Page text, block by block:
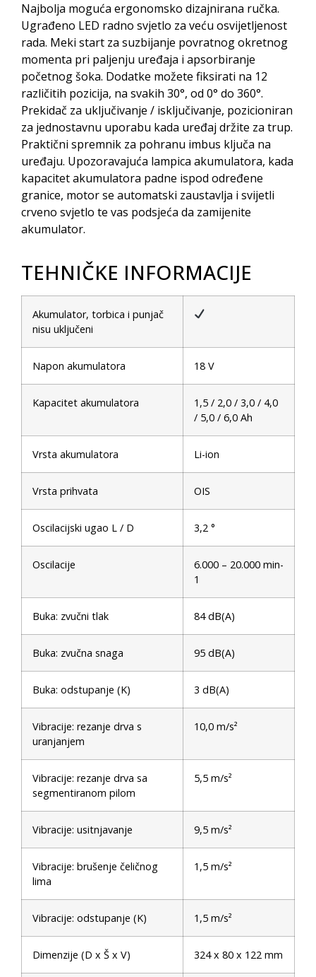
Najbolja moguća ergonomsko dizajnirana ručka.
Ugrađeno LED radno svjetlo za veću osvijetljenost
rada. Meki start za suzbijanje povratnog okretnog
momenta pri paljenju uređaja i apsorbiranje
početnog šoka. Dodatke možete fiksirati na 12
različitih pozicija, na svakih 30°, od 0° do 360°.
Prekidač za uključivanje / isključivanje, pozicioniran
za jednostavnu uporabu kada uređaj držite za trup.
Praktični spremnik za pohranu imbus ključa na
uređaju. Upozoravajuća lampica akumulatora, kada
kapacitet akumulatora padne ispod određene
granice, motor se automatski zaustavlja i svijetli
crveno svjetlo te vas podsjeća da zamijenite
akumulator.
TEHNIČKE INFORMACIJE
Akumulator, torbica i punjač
nisu uključeni
Napon akumulatora 18 V
Kapacitet akumulatora
1,5 / 2,0 / 3,0 / 4,0
/ 5,0 / 6,0 Ah
Vrsta akumulatora Li-ion
Vrsta prihvata OIS
Oscilacijski ugao L / D 3,2 °
Oscilacije
6.000 – 20.000 min-
1
Buka: zvučni tlak 84 dB(A)
Buka: zvučna snaga 95 dB(A)
Buka: odstupanje (K) 3 dB(A)
Vibracije: rezanje drva s
uranjanjem
10,0 m/s²
Vibracije: rezanje drva sa
segmentiranom pilom
5,5 m/s²
Vibracije: usitnjavanje 9,5 m/s²
Vibracije: brušenje čeličnog
lima
1,5 m/s²
Vibracije: odstupanje (K) 1,5 m/s²
Dimenzije (D x Š x V) 324 x 80 x 122 mm